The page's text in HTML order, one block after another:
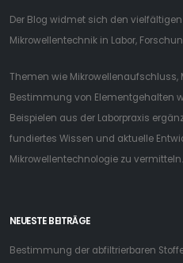
Der Blog widmet sich den
Mikrowellentechnik in Labor,
Themen wie Mikrowellenaufschluss,
Bestimmung von Elementgehalten
Beispielen aus der Laborpraxis
fundiertes Wissen und aktuelle
Mikrowellentechnologie zu vermitteln.
NEUESTE BEITRÄGE
Bestimmung der abfiltrierbaren